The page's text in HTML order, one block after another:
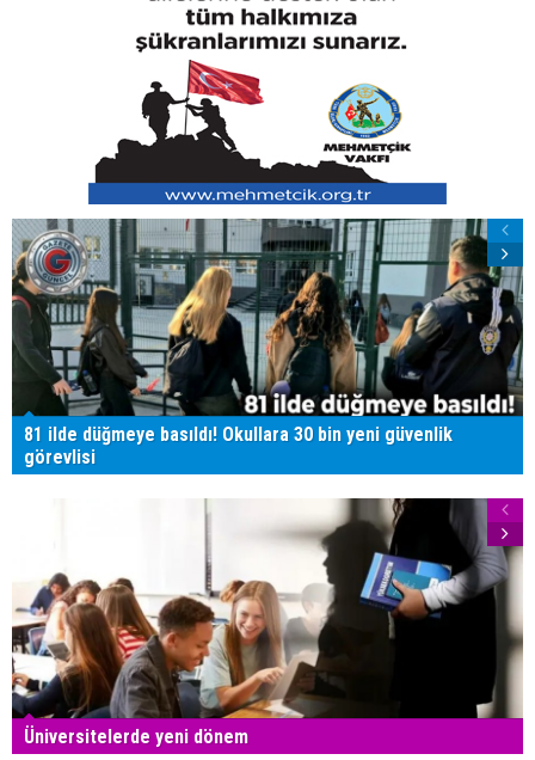
81 ilde düğmeye basıldı! Okullara 30 bin yeni güvenlik
görevlisi
Üniversitelerde yeni dönem